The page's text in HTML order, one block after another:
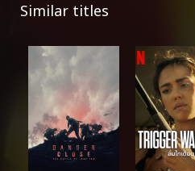
Similar titles